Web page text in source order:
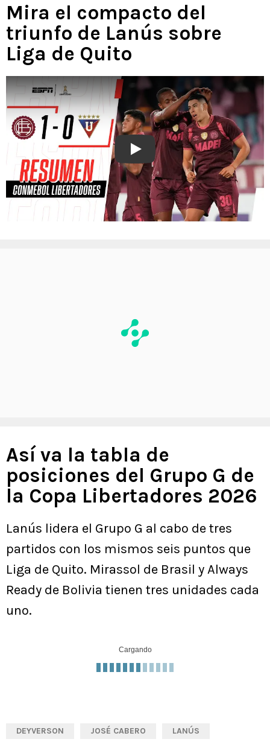
Mira el compacto del
triunfo de Lanús sobre
Liga de Quito
Play
Así va la tabla de
posiciones del Grupo G de
la Copa Libertadores 2026
Lanús lidera el Grupo G al cabo de tres
partidos con los mismos seis puntos que
Liga de Quito. Mirassol de Brasil y Always
Ready de Bolivia tienen tres unidades cada
uno.
Cargando
DEYVERSON JOSÉ CABERO LANÚS